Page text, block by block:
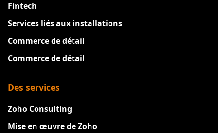
Fintech
Services liés aux installations
Commerce de détail
Commerce de détail
Des services
Zoho Consulting
Mise en œuvre de Zoho